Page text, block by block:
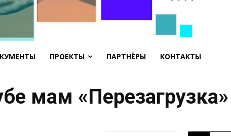
ПРОЕКТЫ ПАРТНЁРЫ КОНТАКТЫ
мам «Перезагрузка»